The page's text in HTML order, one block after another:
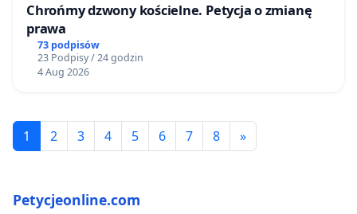
Chrońmy dzwony kościelne. Petycja o zmianę
prawa
73 podpisów
23 Podpisy / 24 godzin
4 Aug 2026
1 2 3 4 5 6 7 8 »
Petycjeonline.com